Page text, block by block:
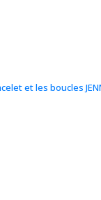
et les boucles